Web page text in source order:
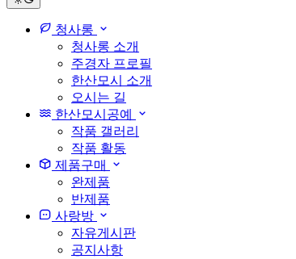
light
청사롱
청사롱 소개
주경자 프로필
한산모시 소개
오시는 길
한산모시공예
작품 갤러리
작품 활동
제품구매
완제품
반제품
사랑방
자유게시판
공지사항